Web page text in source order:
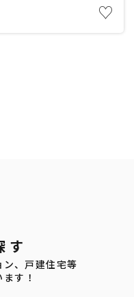
♡
す
、戸建住宅等
す！